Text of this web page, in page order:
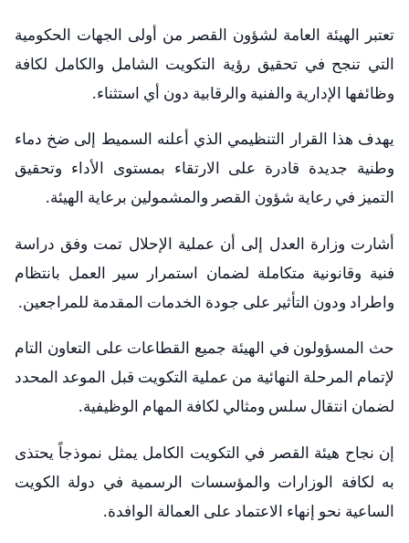
تعتبر الهيئة العامة لشؤون القصر من أولى الجهات الحكومية
التي تنجح في تحقيق رؤية التكويت الشامل والكامل لكافة
وظائفها الإدارية والفنية والرقابية دون أي استثناء.
يهدف هذا القرار التنظيمي الذي أعلنه السميط إلى ضخ دماء
وطنية جديدة قادرة على الارتقاء بمستوى الأداء وتحقيق
التميز في رعاية شؤون القصر والمشمولين برعاية الهيئة.
أشارت وزارة العدل إلى أن عملية الإحلال تمت وفق دراسة
فنية وقانونية متكاملة لضمان استمرار سير العمل بانتظام
واطراد ودون التأثير على جودة الخدمات المقدمة للمراجعين.
حث المسؤولون في الهيئة جميع القطاعات على التعاون التام
لإتمام المرحلة النهائية من عملية التكويت قبل الموعد المحدد
لضمان انتقال سلس ومثالي لكافة المهام الوظيفية.
إن نجاح هيئة القصر في التكويت الكامل يمثل نموذجاً يحتذى
به لكافة الوزارات والمؤسسات الرسمية في دولة الكويت
الساعية نحو إنهاء الاعتماد على العمالة الوافدة.